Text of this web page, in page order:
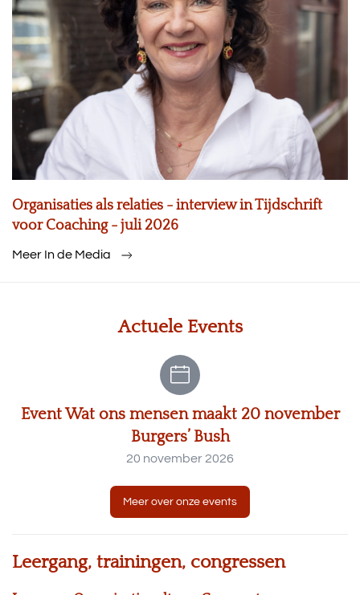
Organisaties als relaties - interview in Tijdschrift
voor Coaching - juli 2026
Meer In de Media
Actuele Events
Event Wat ons mensen maakt 20 november
Burgers’ Bush
20 november 2026
Meer over onze events
Leergang, trainingen, congressen